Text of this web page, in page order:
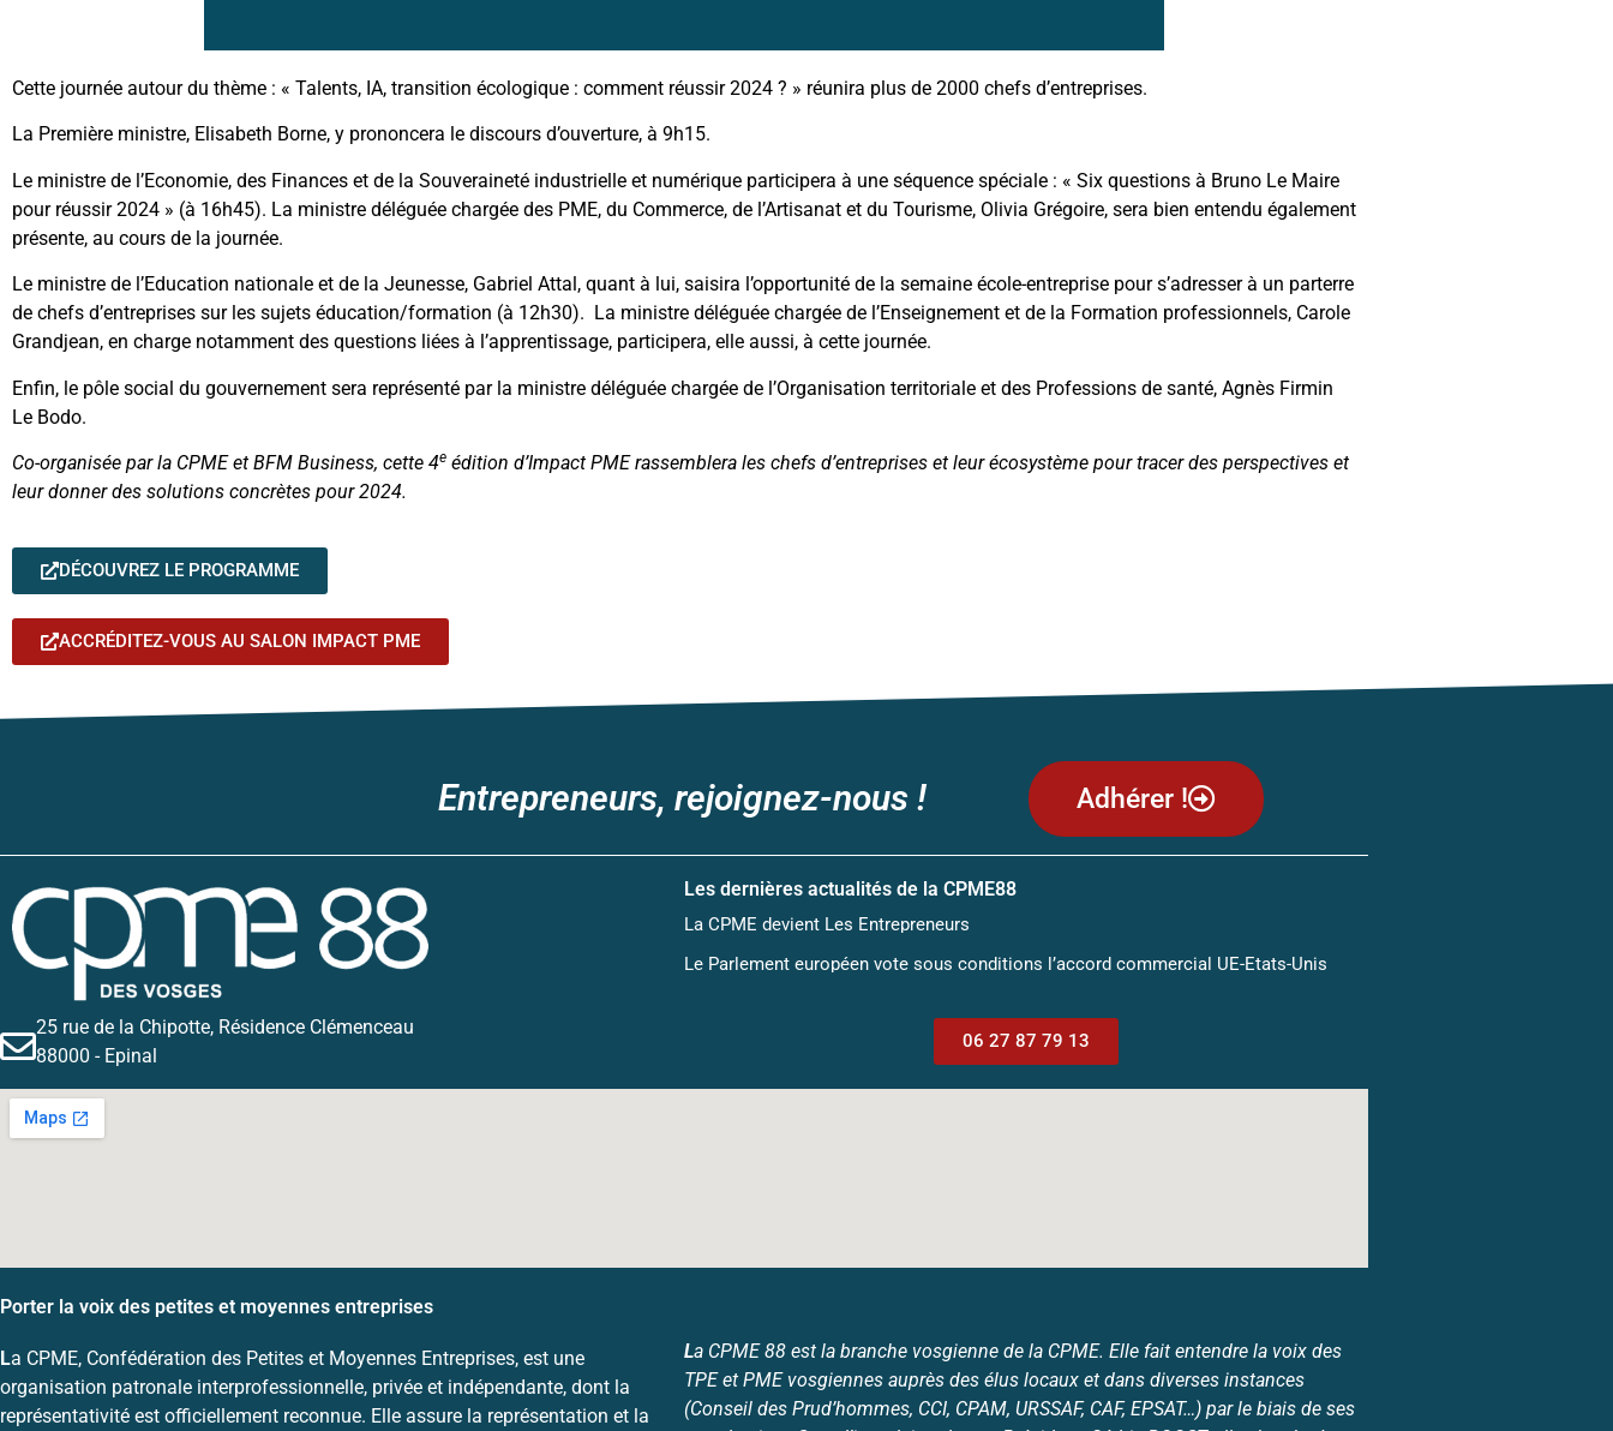
Cette journée autour du thème : « Talents, IA, transition écologique : comment réussir 2024 ? » réunira plus de 2000 chefs d’entreprises.
La Première ministre, Elisabeth Borne, y prononcera le discours d’ouverture, à 9h15.
Le ministre de l’Economie, des Finances et de la Souveraineté industrielle et numérique participera à une séquence spéciale : « Six questions à Bruno Le Maire
pour réussir 2024 » (à 16h45). La ministre déléguée chargée des PME, du Commerce, de l’Artisanat et du Tourisme, Olivia Grégoire, sera bien entendu également
présente, au cours de la journée.
Le ministre de l’Education nationale et de la Jeunesse, Gabriel Attal, quant à lui, saisira l’opportunité de la semaine école-entreprise pour s’adresser à un parterre
de chefs d’entreprises sur les sujets éducation/formation (à 12h30). La ministre déléguée chargée de l’Enseignement et de la Formation professionnels, Carole
Grandjean, en charge notamment des questions liées à l’apprentissage, participera, elle aussi, à cette journée.
Enfin, le pôle social du gouvernement sera représenté par la ministre déléguée chargée de l’Organisation territoriale et des Professions de santé, Agnès Firmin
Le Bodo.
Co-organisée par la CPME et BFM Business, cette 4e édition d’Impact PME rassemblera les chefs d’entreprises et leur écosystème pour tracer des perspectives et
leur donner des solutions concrètes pour 2024.
DÉCOUVREZ LE PROGRAMME
ACCRÉDITEZ-VOUS AU SALON IMPACT PME
Entrepreneurs, rejoignez-nous ! Adhérer !
Les dernières actualités de la CPME88
La CPME devient Les Entrepreneurs
Le Parlement européen vote sous conditions l’accord commercial UE-Etats-Unis
25 rue de la Chipotte, Résidence Clémenceau
88000 - Epinal
06 27 87 79 13
Porter la voix des petites et moyennes entreprises
La CPME, Confédération des Petites et Moyennes Entreprises, est une
organisation patronale interprofessionnelle, privée et indépendante, dont la
représentativité est officiellement reconnue. Elle assure la représentation et la
La CPME 88 est la branche vosgienne de la CPME. Elle fait entendre la voix des
TPE et PME vosgiennes auprès des élus locaux et dans diverses instances
(Conseil des Prud’hommes, CCI, CPAM, URSSAF, CAF, EPSAT…) par le biais de ses